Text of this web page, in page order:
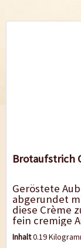
Brotaufstrich
Geröstete
abgerundet
diese Crème
fein cremige
besonderes
Inhalt0.19